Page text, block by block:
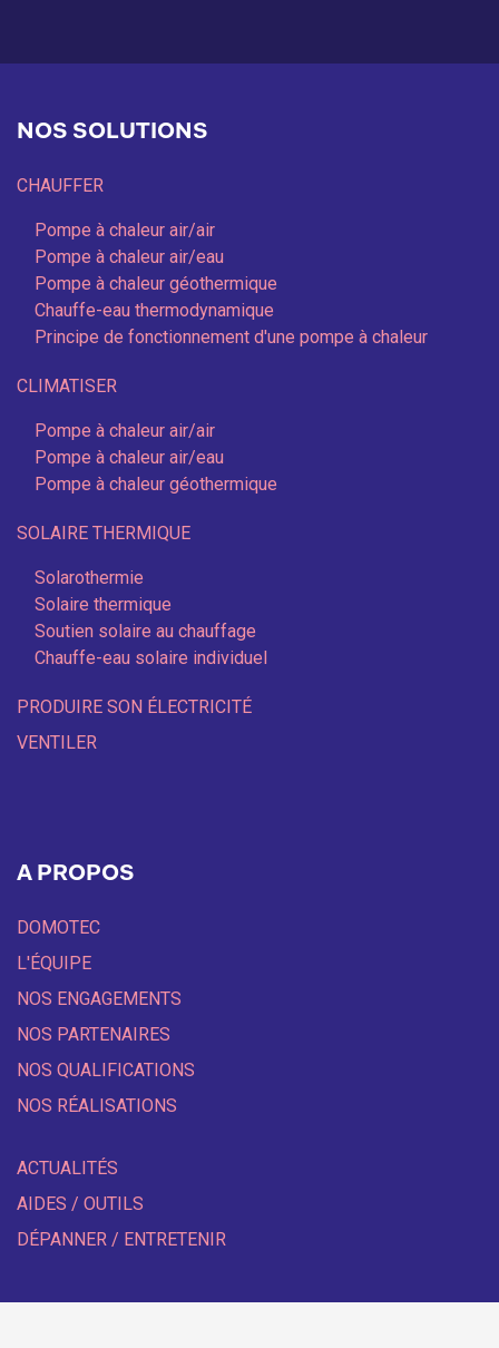
NOS SOLUTIONS
CHAUFFER
Pompe à chaleur air/air
Pompe à chaleur air/eau
Pompe à chaleur géothermique
Chauffe-eau thermodynamique
Principe de fonctionnement d'une pompe à chaleur
CLIMATISER
Pompe à chaleur air/air
Pompe à chaleur air/eau
Pompe à chaleur géothermique
SOLAIRE THERMIQUE
Solarothermie
Solaire thermique
Soutien solaire au chauffage
Chauffe-eau solaire individuel
PRODUIRE SON ÉLECTRICITÉ
VENTILER
A PROPOS
DOMOTEC
L'ÉQUIPE
NOS ENGAGEMENTS
NOS PARTENAIRES
NOS QUALIFICATIONS
NOS RÉALISATIONS
ACTUALITÉS
AIDES / OUTILS
DÉPANNER / ENTRETENIR